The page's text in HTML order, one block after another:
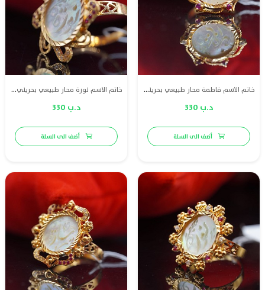
خاتم الاسم فاطمة محار طبيعي بحريني مع ذهب عيار 21 والماس وياقوت
د.ب 330
أضف الى السلة
خاتم الاسم نورة محار طبيعي بحريني مع ذهب عيار 21 والماس وياقوت
د.ب 330
أضف الى السلة